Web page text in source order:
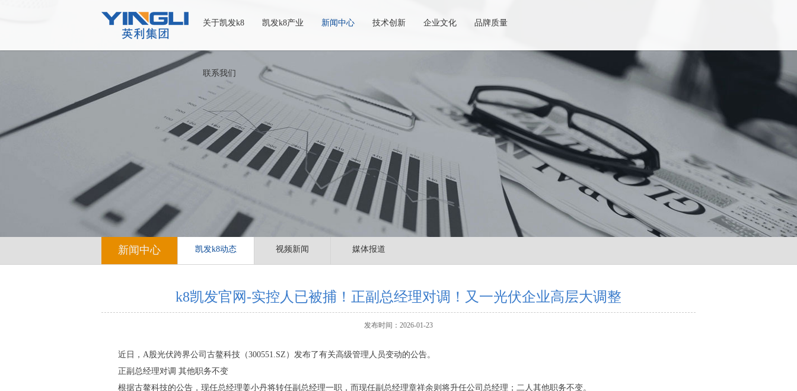
关于凯发k8 凯发k8产业 新闻中心 技术创新 企业文化 品牌质量
联系我们
新闻中心 凯发k8动态 视频新闻 媒体报道
k8凯发官网-实控人已被捕！正副总经理对调！又一光伏企业高层大调整
发布时间：2026-01-23
近日，A股光伏跨界公司古鳌科技（300551.SZ）发布了有关高级管理人员变动的公告。
正副总经理对调 其他职务不变
根据古鳌科技的公告，现任总经理姜小丹将转任副总经理一职，而现任副总经理章祥余则将升任公司总经理；二人其他职务不变。